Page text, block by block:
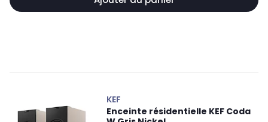
KEF
Enceinte résidentielle KEF Coda